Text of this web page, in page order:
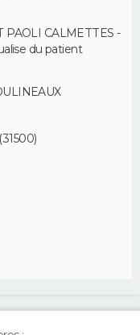
PAOLI CALMETTES -
du patient